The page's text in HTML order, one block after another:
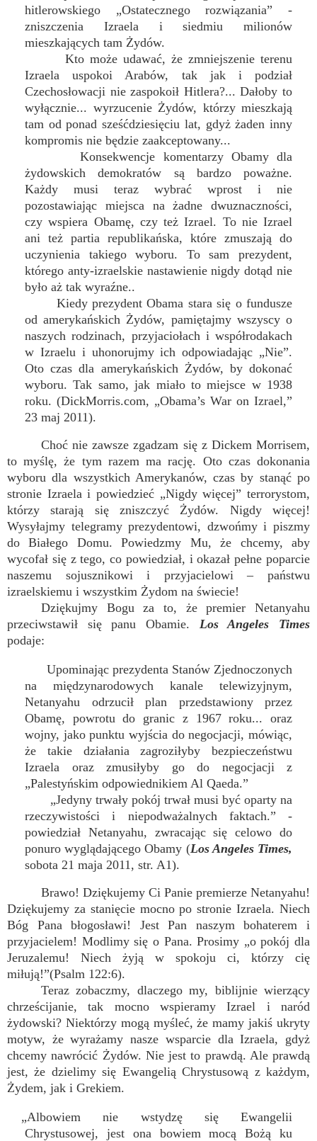
hitlerowskiego „Ostatecznego rozwiązania” -
zniszczenia Izraela i siedmiu milionów
mieszkających tam Żydów.
Kto może udawać, że zmniejszenie terenu
Izraela uspokoi Arabów, tak jak i podział
Czechosłowacji nie zaspokoił Hitlera?... Dałoby to
wyłącznie... wyrzucenie Żydów, którzy mieszkają
tam od ponad sześćdziesięciu lat, gdyż żaden inny
kompromis nie będzie zaakceptowany...
Konsekwencje komentarzy Obamy dla
żydowskich demokratów są bardzo poważne.
Każdy musi teraz wybrać wprost i nie
pozostawiając miejsca na żadne dwuznaczności,
czy wspiera Obamę, czy też Izrael. To nie Izrael
ani też partia republikańska, które zmuszają do
uczynienia takiego wyboru. To sam prezydent,
którego anty-izraelskie nastawienie nigdy dotąd nie
było aż tak wyraźne..
Kiedy prezydent Obama stara się o fundusze
od amerykańskich Żydów, pamiętajmy wszyscy o
naszych rodzinach, przyjaciołach i współrodakach
w Izraelu i uhonorujmy ich odpowiadając „Nie”.
Oto czas dla amerykańskich Żydów, by dokonać
wyboru. Tak samo, jak miało to miejsce w 1938
roku. (DickMorris.com, „Obama’s War on Izrael,”
23 maj 2011).
Choć nie zawsze zgadzam się z Dickem Morrisem,
to myślę, że tym razem ma rację. Oto czas dokonania
wyboru dla wszystkich Amerykanów, czas by stanąć po
stronie Izraela i powiedzieć „Nigdy więcej” terrorystom,
którzy starają się zniszczyć Żydów. Nigdy więcej!
Wysyłajmy telegramy prezydentowi, dzwońmy i piszmy
do Białego Domu. Powiedzmy Mu, że chcemy, aby
wycofał się z tego, co powiedział, i okazał pełne poparcie
naszemu sojusznikowi i przyjacielowi – państwu
izraelskiemu i wszystkim Żydom na świecie!
Dziękujmy Bogu za to, że premier Netanyahu
przeciwstawił się panu Obamie. Los Angeles Times
podaje:
Upominając prezydenta Stanów Zjednoczonych
na międzynarodowych kanale telewizyjnym,
Netanyahu odrzucił plan przedstawiony przez
Obamę, powrotu do granic z 1967 roku... oraz
wojny, jako punktu wyjścia do negocjacji, mówiąc,
że takie działania zagroziłyby bezpieczeństwu
Izraela oraz zmusiłyby go do negocjacji z
„Palestyńskim odpowiednikiem Al Qaeda.”
„Jedyny trwały pokój trwał musi być oparty na
rzeczywistości i niepodważalnych faktach.” -
powiedział Netanyahu, zwracając się celowo do
ponuro wyglądającego Obamy (Los Angeles Times,
sobota 21 maja 2011, str. A1).
Brawo! Dziękujemy Ci Panie premierze Netanyahu!
Dziękujemy za stanięcie mocno po stronie Izraela. Niech
Bóg Pana błogosławi! Jest Pan naszym bohaterem i
przyjacielem! Modlimy się o Pana. Prosimy „o pokój dla
Jeruzalemu! Niech żyją w spokoju ci, którzy cię
miłują!”(Psalm 122:6).
Teraz zobaczmy, dlaczego my, biblijnie wierzący
chrześcijanie, tak mocno wspieramy Izrael i naród
żydowski? Niektórzy mogą myśleć, że mamy jakiś ukryty
motyw, że wyrażamy nasze wsparcie dla Izraela, gdyż
chcemy nawrócić Żydów. Nie jest to prawdą. Ale prawdą
jest, że dzielimy się Ewangelią Chrystusową z każdym,
Żydem, jak i Grekiem.
„Albowiem nie wstydzę się Ewangelii
Chrystusowej, jest ona bowiem mocą Bożą ku